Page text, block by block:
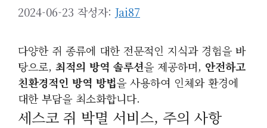
2024-06-23 작성자: Jai87
다양한 쥐 종류에 대한 전문적인 지식과 경험을 바
탕으로, 최적의 방역 솔루션을 제공하며, 안전하고
친환경적인 방역 방법을 사용하여 인체와 환경에
대한 부담을 최소화합니다.
세스코 쥐 박멸 서비스, 주의 사항